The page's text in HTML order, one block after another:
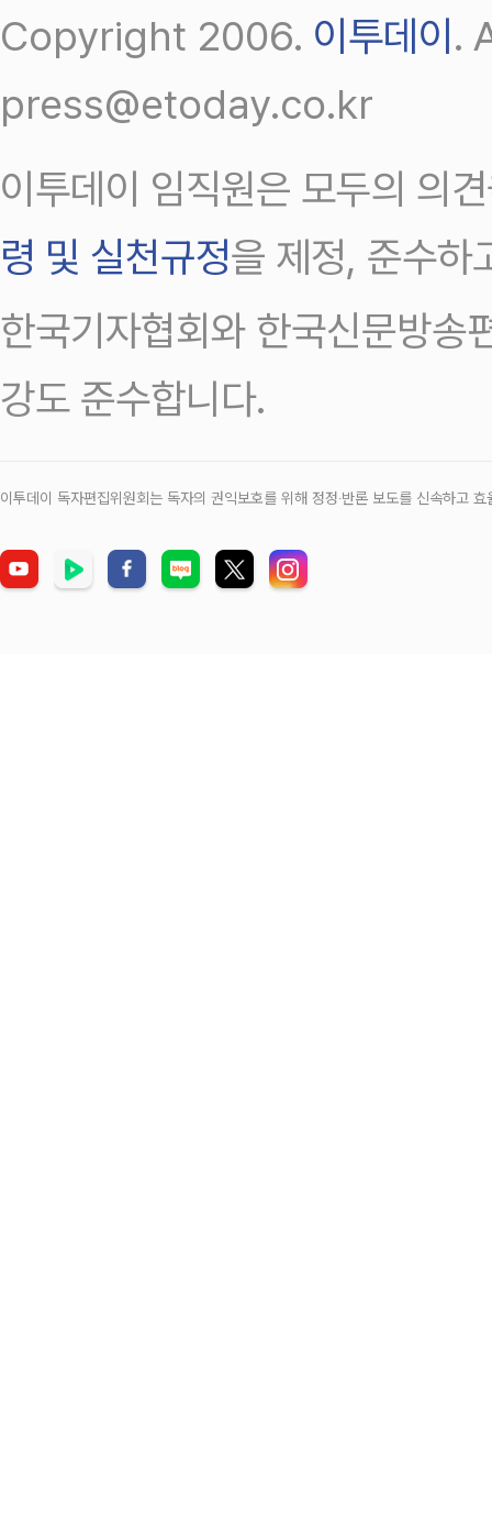
Copyright 2006. 이투데이.
press@etoday.co.kr
이투데이 임직원은 모두의 의
령 및 실천규정을 제정, 준수하
한국기자협회와 한국신문방송
강도 준수합니다.
이투데이 독자편집위원회는 독자의 권익보호를 위해 정정‧반론 보도를 신속하고